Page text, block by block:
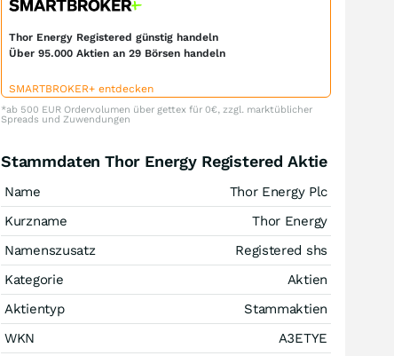
Thor Energy Registered günstig handeln
Über 95.000 Aktien an 29 Börsen handeln
SMARTBROKER+ entdecken
*ab 500 EUR Ordervolumen über gettex für 0€, zzgl. marktüblicher
Spreads und Zuwendungen
Stammdaten Thor Energy Registered Aktie
Name
Thor Energy Plc
Kurzname
Thor Energy
Namenszusatz
Registered shs
Kategorie
Aktien
Aktientyp
Stammaktien
WKN
A3ETYE